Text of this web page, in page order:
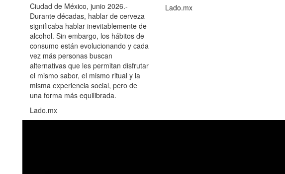
Ciudad de México, junio 2026.-
Durante décadas, hablar de cerveza
significaba hablar inevitablemente de
alcohol. Sin embargo, los hábitos de
consumo están evolucionando y cada
vez más personas buscan
alternativas que les permitan disfrutar
el mismo sabor, el mismo ritual y la
misma experiencia social, pero de
una forma más equilibrada.
Lado.mx
Lado.mx